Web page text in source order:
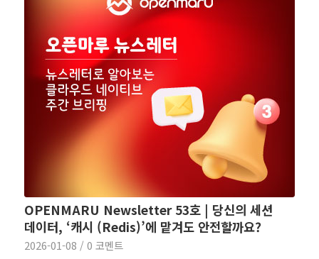
OPENMARU Newsletter 53호 | 당신의 세션
데이터, ‘캐시 (Redis)’에 맡겨도 안전할까요?
2026-01-08 / 0 코멘트